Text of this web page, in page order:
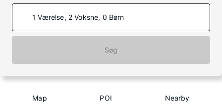
1 Værelse, 2 Voksne, 0 Børn
Søg
Map POI Nearby